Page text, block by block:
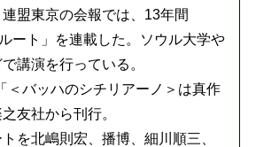
盟東京の会報では、13年間
ート」を連載した。ソウル大学や
講演を行っている。
＜バッハのシチリアーノ＞は真作
友社から刊行。
を北嶋則宏、播博、細川順三、